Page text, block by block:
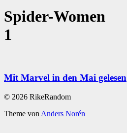
Spider-Women
1
Mit Marvel in den Mai gelesen
© 2026 RikeRandom
Theme von Anders Norén